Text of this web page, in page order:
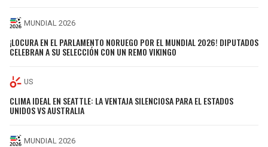
MUNDIAL 2026
¡LOCURA EN EL PARLAMENTO NORUEGO POR EL MUNDIAL 2026! DIPUTADOS
CELEBRAN A SU SELECCIÓN CON UN REMO VIKINGO
US
CLIMA IDEAL EN SEATTLE: LA VENTAJA SILENCIOSA PARA EL ESTADOS
UNIDOS VS AUSTRALIA
MUNDIAL 2026